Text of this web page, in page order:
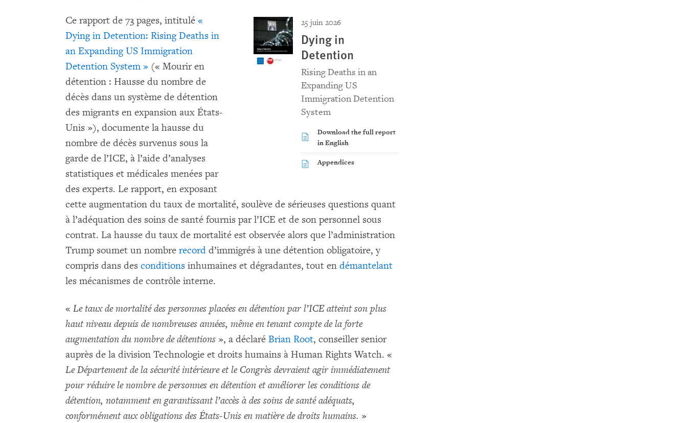
25 juin 2026
Dying in
Detention
Rising Deaths in an
Expanding US
Immigration Detention
System
Download the full report
in English
Appendices
Ce rapport de 73 pages, intitulé «
Dying in Detention: Rising Deaths in
an Expanding US Immigration
Detention System » (« Mourir en
détention : Hausse du nombre de
décès dans un système de détention
des migrants en expansion aux États-
Unis »), documente la hausse du
nombre de décès survenus sous la
garde de l’ICE, à l’aide d’analyses
statistiques et médicales menées par
des experts. Le rapport, en exposant
cette augmentation du taux de mortalité, soulève de sérieuses questions quant
à l’adéquation des soins de santé fournis par l’ICE et de son personnel sous
contrat. La hausse du taux de mortalité est observée alors que l’administration
Trump soumet un nombre record d’immigrés à une détention obligatoire, y
compris dans des conditions inhumaines et dégradantes, tout en démantelant
les mécanismes de contrôle interne.
« Le taux de mortalité des personnes placées en détention par l’ICE atteint son plus
haut niveau depuis de nombreuses années, même en tenant compte de la forte
augmentation du nombre de détentions », a déclaré Brian Root, conseiller senior
auprès de la division Technologie et droits humains à Human Rights Watch. «
Le Département de la sécurité intérieure et le Congrès devraient agir immédiatement
pour réduire le nombre de personnes en détention et améliorer les conditions de
détention, notamment en garantissant l’accès à des soins de santé adéquats,
conformément aux obligations des États-Unis en matière de droits humains. »